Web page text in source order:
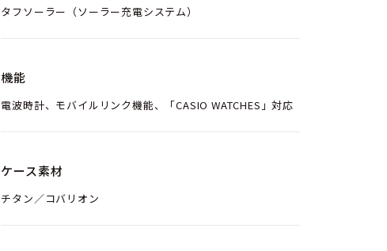
タフソーラー（ソーラー充電システム）
機能
電波時計、モバイルリンク機能、「CASIO WATCHES」対応
ケース素材
チタン／コバリオン